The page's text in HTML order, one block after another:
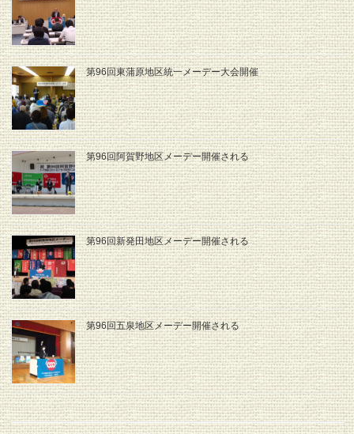
第96回東蒲原地区統一メーデー大会開催
第96回阿賀野地区メーデー開催される
第96回新発田地区メーデー開催される
第96回五泉地区メーデー開催される